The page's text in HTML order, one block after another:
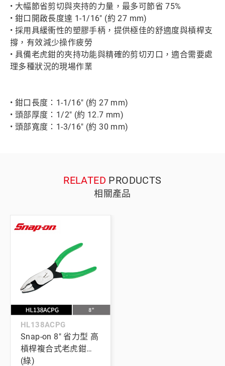
• 大幅節省剪切與夾持的力量，最多可節省 75%
• 鉗口開啟長度達 1-1/16" (約 27 mm)
• 採用具緩衝性的塑膠手柄，提供極佳的舒適度與槓桿支
撐，有效減少操作疲勞
• 具備老虎鉗的夾持功能與精確的剪切刃口，適合需要處
理多種狀況的現場作業
• 鉗口長度：1-1/16" (約 27 mm)
• 頭部厚度：1/2" (約 12.7 mm)
• 頭部寬度：1-3/16" (約 30 mm)
RELATED PRODUCTS
相關產品
HL138ACPG
Snap-on 8" 省力型 高
槓桿複合式老虎鉗
(綠)